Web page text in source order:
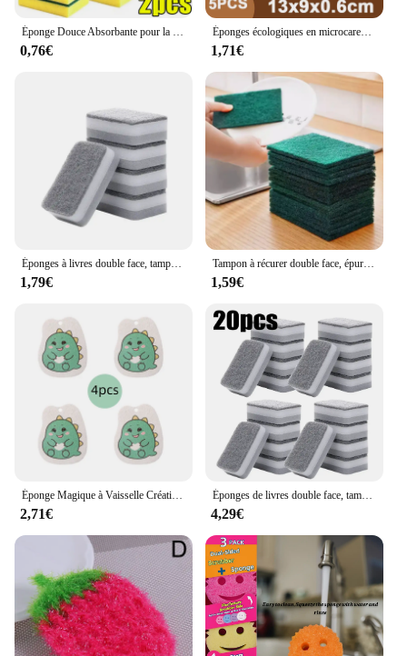
Éponge Douce Absorbante pour la Vaisselle de Cuisine, Tampon à Récurer la Rouille, Pot de Frottement Propre, Analyste Remodelés, Brosse pour Livres Ménagers, 50/2 Pièces
0,76€
Éponges écologiques en microcarence de sisal, tampon à récurer, éponge en fibre naturelle, cuisine, vaisselle, livres, poêle, gril, pot, 5 pièces, 10 pièces, 20 pièces
1,71€
Éponges à livres double face, tampon à récurer domestique, lingette de cuisine, éponge à vaisselle, gril, vaisselle, livres, serviettes, accessoires, 5 pièces
1,79€
Tampon à récurer double face, épurateurs multi-usages, livres, gril, élimination de l'huile de cuisine, casserole, tampons à vaisselle, éponge, 10 pièces par paquet
1,59€
2,71€
Éponges de livres double face, tampon à récurer, éponge à récurer, casserole à récurer, outils ménagers, brosse de cuisine, 30 pièces, 1 pièce
4,29€